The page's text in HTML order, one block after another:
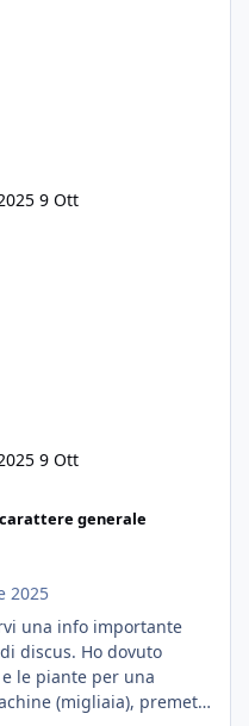
9 Ott
9 Ott
generale
2025
una info importante
discus. Ho dovuto
le piante per una
(migliaia), premetto